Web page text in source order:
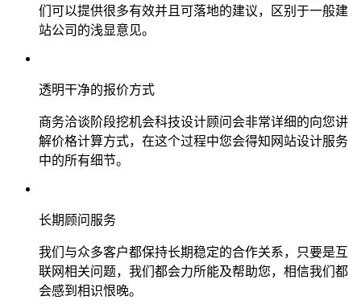
们可以提供很多有效并且可落地的建议，区别于一般建
站公司的浅显意见。
透明干净的报价方式
商务洽谈阶段挖机会科技设计顾问会非常详细的向您讲
解价格计算方式，在这个过程中您会得知网站设计服务
中的所有细节。
长期顾问服务
我们与众多客户都保持长期稳定的合作关系，只要是互
联网相关问题，我们都会力所能及帮助您，相信我们都
会感到相识恨晚。